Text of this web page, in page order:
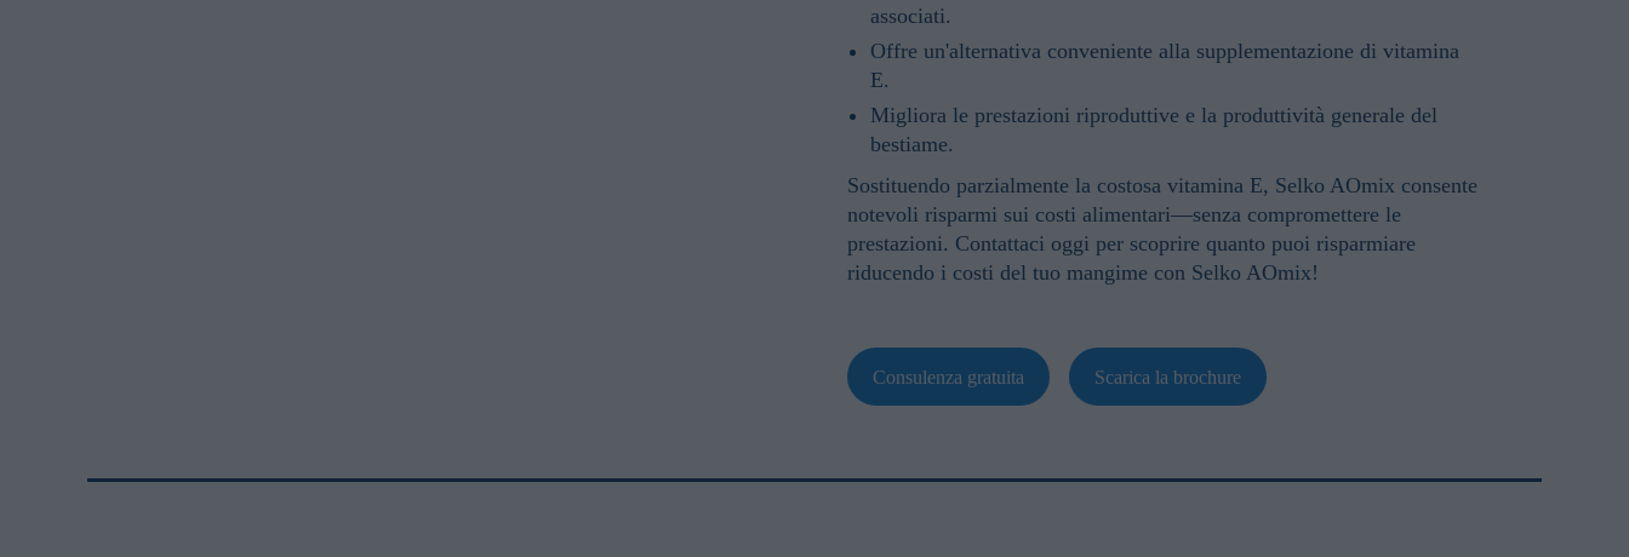
associati.
Offre un'alternativa conveniente alla supplementazione di vitamina
E.
Migliora le prestazioni riproduttive e la produttività generale del
bestiame.
Sostituendo parzialmente la costosa vitamina E, Selko AOmix consente
notevoli risparmi sui costi alimentari—senza compromettere le
prestazioni. Contattaci oggi per scoprire quanto puoi risparmiare
riducendo i costi del tuo mangime con Selko AOmix!
Consulenza gratuita Scarica la brochure